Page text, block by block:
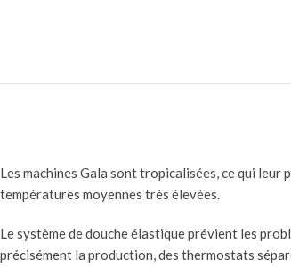
Les machines Gala sont tropicalisées, ce qui leur
températures moyennes très élevées.
Le système de douche élastique prévient les
précisément la production, des thermostats